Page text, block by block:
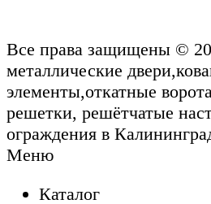
Все права защищены ©
металлические
элементы,откатные
решетки, решётчатые
ограждения в
Меню
Каталог